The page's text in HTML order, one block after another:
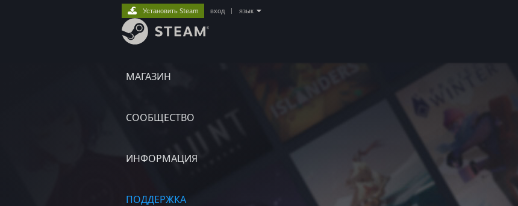
МАГАЗИН
СООБЩЕСТВО
ИНФОРМАЦИЯ
ПОДДЕРЖКА
Установить Steam вход язык